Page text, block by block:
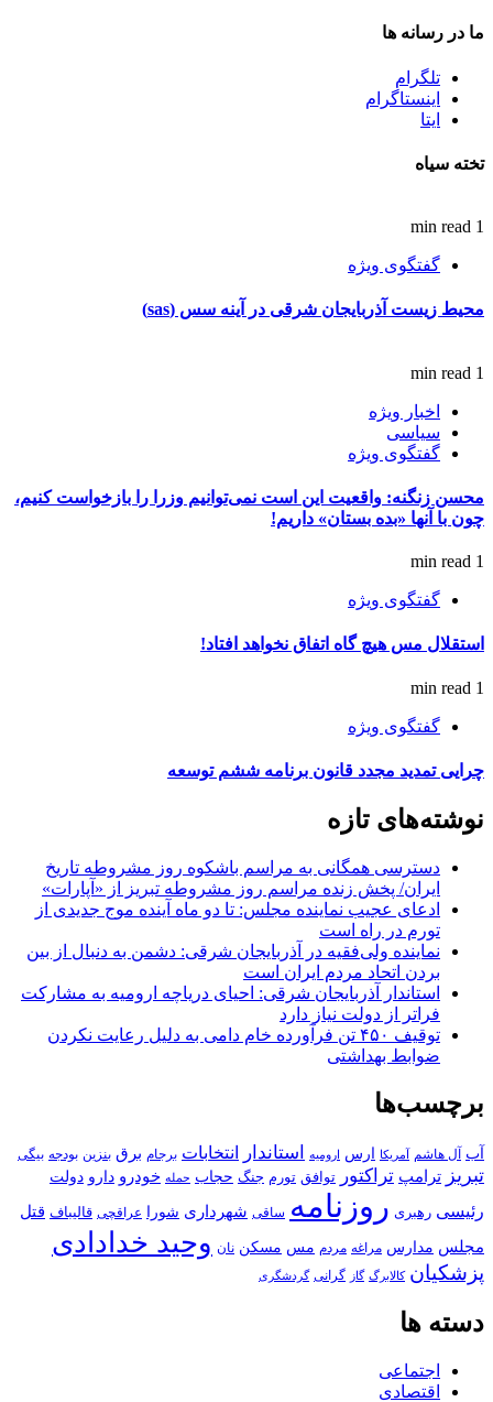
ما در رسانه ها
تلگرام
اینستاگرام
ایتا
تخته سیاه
1 min read
گفتگوی ویژه
محیط زیست آذربایجان شرقی در آینه سس (sas)
1 min read
اخبار ویژه
سیاسی
گفتگوی ویژه
محسن زنگنه: واقعیت این است نمی‌توانیم وزرا را بازخواست کنیم،
چون با آنها «بده بستان» داریم!
1 min read
گفتگوی ویژه
استقلال مس هیچ گاه اتفاق نخواهد افتاد!
1 min read
گفتگوی ویژه
چرایی تمدید مجدد قانون برنامه ششم توسعه
نوشته‌های تازه
دسترسی همگانی به مراسم باشکوه روز مشروطه تاریخ
ایران/ پخش زنده مراسم روز مشروطه تبریز از «آپارات»
ادعای عجیب نماینده مجلس: تا دو ماه آینده موج جدیدی از
تورم در راه است
نماینده ولی‌فقیه در آذربایجان شرقی: دشمن به دنبال از بین
بردن اتحاد مردم ایران است
استاندار آذربایجان شرقی: احیای دریاچه ارومیه به مشارکت
فراتر از دولت نیاز دارد
توقیف ۴۵۰ تن فرآورده خام دامی به دلیل رعایت نکردن
ضوابط بهداشتی
برچسب‌ها
آب آل هاشم آمریکا ارس ارومیه استاندار انتخابات برجام برق بنزین بودجه بیگی
تبریز ترامپ تراکتور توافق تورم جنگ حجاب حمله خودرو دارو دولت
رئیسی رهبری روزنامه ساقی شهرداری شورا عراقچی قالیباف قتل
مجلس مدارس مراغه مردم مس مسکن نان وحید خدادادی
پزشکیان کالابرگ گاز گرانی گردشگری
دسته ها
اجتماعی
اقتصادی